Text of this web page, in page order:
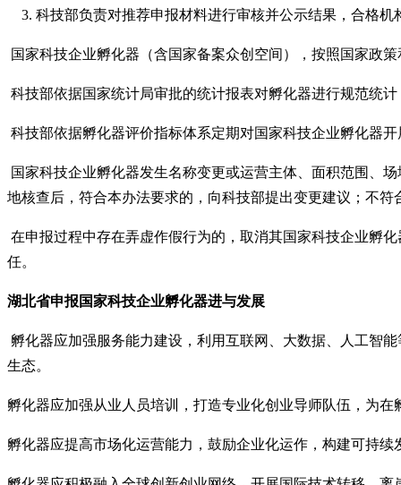
3. 科技部负责对推荐申报材料进行审核并公示结果，合格
国家科技企业孵化器（含国家备案众创空间），按照国家政
科技部依据国家统计局审批的统计报表对孵化器进行规范统
科技部依据孵化器评价指标体系定期对国家科技企业孵化器
国家科技企业孵化器发生名称变更或运营主体、面积范围、
地核查后，符合本办法要求的，向科技部提出变更建议；不
在申报过程中存在弄虚作假行为的，取消其国家科技企业孵
任。
湖北省申报国家科技企业孵化器进与发展
孵化器应加强服务能力建设，利用互联网、大数据、人工智
生态。
孵化器应加强从业人员培训，打造专业化创业导师队伍，为
孵化器应提高市场化运营能力，鼓励企业化运作，构建可持